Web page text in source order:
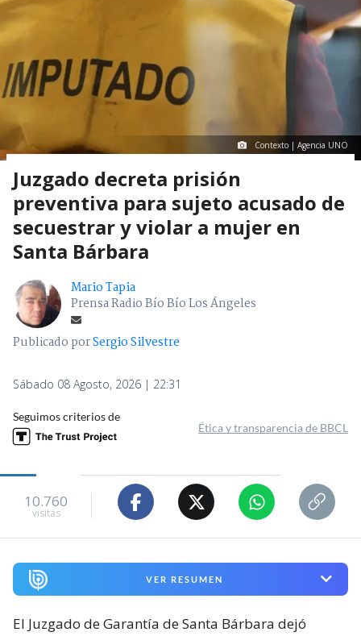
Contexto | Agencia UNO
Juzgado decreta prisión
preventiva para sujeto acusado de
secuestrar y violar a mujer en
Santa Bárbara
Mario Tapia
Prensa Radio Bío Bío Los Ángeles
Publicado porSergio Silvestre
Sábado 08 Agosto, 2026 | 22:31
Seguimos criterios de
Ética y transparencia de BBCL
10.760
visitas
VER RESUMEN
El Juzgado de Garantía de Santa Bárbara dejó